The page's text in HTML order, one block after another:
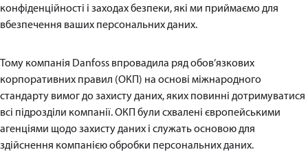
конфіденційності і заходах безпеки, які ми приймаємо для
вбезпечення ваших персональних даних.
Тому компанія Danfoss впровадила ряд обов’язкових
корпоративних правил (ОКП) на основі міжнародного
стандарту вимог до захисту даних, яких повинні дотримуватися
всі підрозділи компанії. ОКП були схвалені європейськими
агенціями щодо захисту даних і служать основою для
здійснення компанією обробки персональних даних.